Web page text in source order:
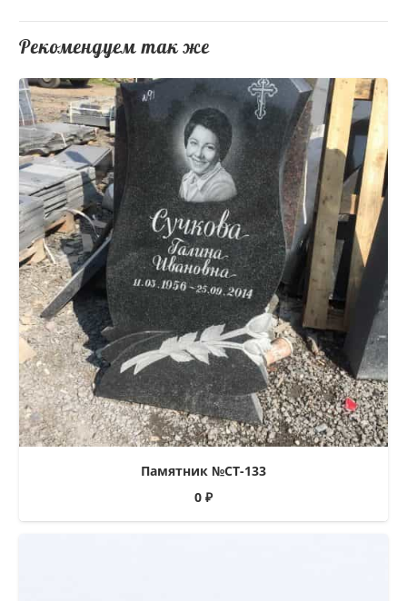
Рекомендуем так же
Памятник №СТ-133
0 ₽